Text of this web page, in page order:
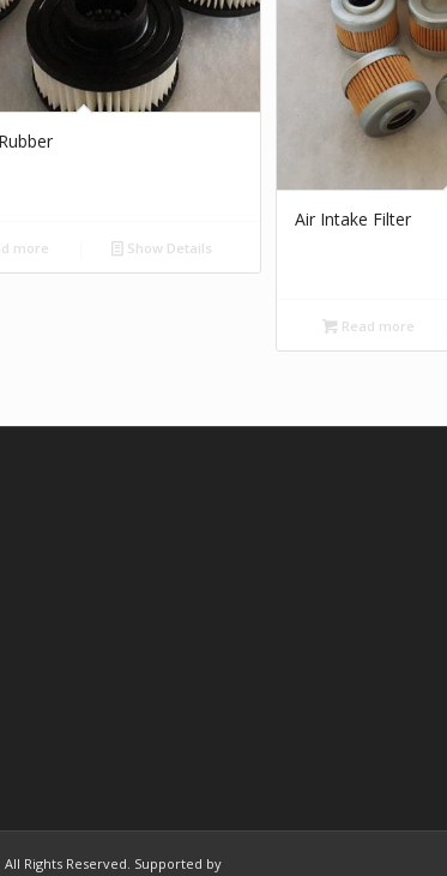
more Show Details
Air Intake Filter
Read more
Rights Reserved. Supported by